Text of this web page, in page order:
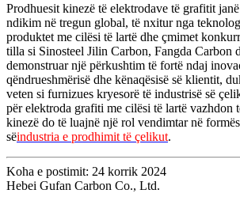
Prodhuesit kinezë të elektrodave të grafitit
ndikim në tregun global, të nxitur nga
produktet me cilësi të lartë dhe çmimet
tilla si Sinosteel Jilin Carbon, Fangda Carbon
demonstruar një përkushtim të fortë ndaj
qëndrueshmërisë dhe kënaqësisë së klientit,
veten si furnizues kryesorë të industrisë së
për elektroda grafiti me cilësi të lartë vazhdon
kinezë do të luajnë një rol vendimtar në
sëindustria e prodhimit të çelikut.
Koha e postimit: 24 korrik 2024
Hebei Gufan Carbon Co., Ltd.